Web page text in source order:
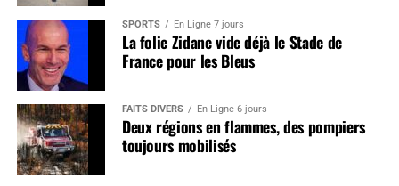
SPORTS En Ligne 7 jours
La folie Zidane vide déjà le Stade de
France pour les Bleus
FAITS DIVERS En Ligne 6 jours
Deux régions en flammes, des pompiers
toujours mobilisés